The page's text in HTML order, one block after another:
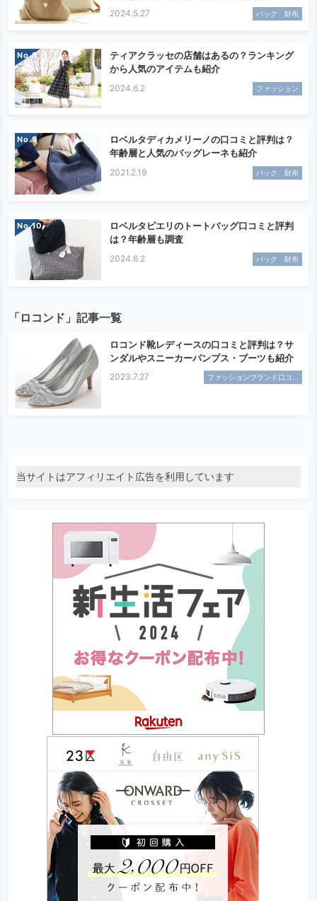
2024.5.27 バック 財布
No.
ティアクラッセの店舗はあるの？ランキング
から人気のアイテムも紹介
2024.6.2 ファッション
No.
ロベルタディカメリーノの口コミと評判は？
年齢層と人気のバッグレーネも紹介
2021.2.19 バック 財布
No.
ロベルタピエリのトートバッグ口コミと評判
は？年齢層も調査
2024.6.2 バック 財布
「ロコンド」記事一覧
ロコンド靴レディースの口コミと評判は？サ
ンダルやスニーカーパンプス・ブーツも紹介
2023.7.27 ファッションブランド口コ...
当サイトはアフィリエイト広告を利用しています